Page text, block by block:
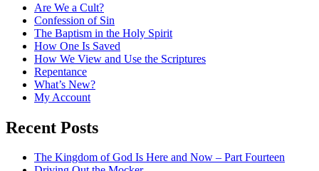
Are We a Cult?
Confession of Sin
The Baptism in the Holy Spirit
How One Is Saved
How We View and Use the Scriptures
Repentance
What’s New?
My Account
Recent Posts
The Kingdom of God Is Here and Now – Part Fourteen